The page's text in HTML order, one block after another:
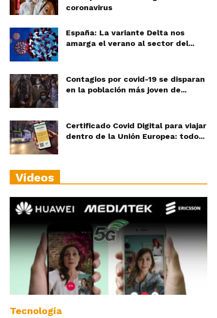
coronavirus
España: La variante Delta nos
amarga el verano al sector del...
Contagios por covid-19 se disparan
en la población más joven de...
Certificado Covid Digital para viajar
dentro de la Unión Europea: todo...
Vídeos
Tecnología